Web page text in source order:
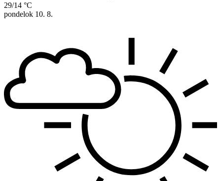
29/14 °C
pondelok 10. 8.